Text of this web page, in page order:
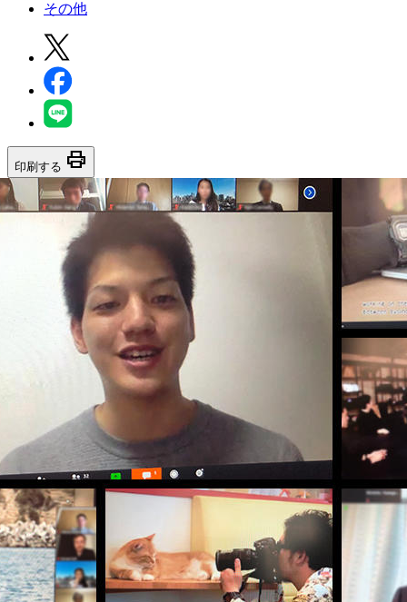
その他
印刷する print